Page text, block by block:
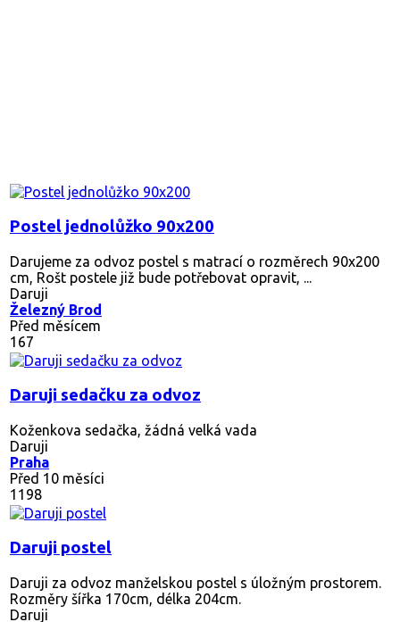
Postel jednolůžko 90x200
Darujeme za odvoz postel s matrací o rozměrech 90x200
cm, Rošt postele již bude potřebovat opravit, ...
Daruji
Železný Brod
Před měsícem
167
Daruji sedačku za odvoz
Koženkova sedačka, žádná velká vada
Daruji
Praha
Před 10 měsíci
1198
Daruji postel
Daruji za odvoz manželskou postel s úložným prostorem.
Rozměry šířka 170cm, délka 204cm.
Daruji